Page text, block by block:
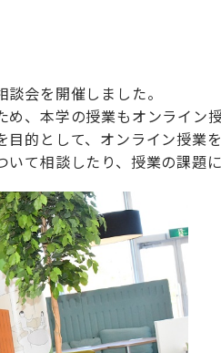
会を開催しました。
、本学の授業もオンライ
的として、オンライン授
て相談したり、授業の課題